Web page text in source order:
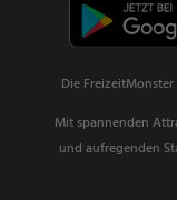
Die
Mit spannenden
und aufregenden